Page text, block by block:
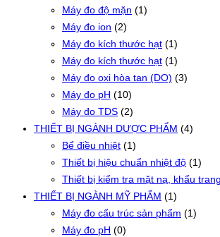
Máy đo độ mặn (1)
Máy đo ion (2)
Máy đo kích thước hạt (1)
Máy đo kích thước hạt (1)
Máy đo oxi hòa tan (DO) (3)
Máy đo pH (10)
Máy đo TDS (2)
THIẾT BỊ NGÀNH DƯỢC PHẨM (4)
Bể điều nhiệt (1)
Thiết bị hiệu chuẩn nhiệt độ (1)
Thiết bị kiểm tra mặt nạ, khẩu
THIẾT BỊ NGÀNH MỸ PHẨM (1)
Máy đo cấu trúc sản phẩm (1)
Máy đo pH (0)